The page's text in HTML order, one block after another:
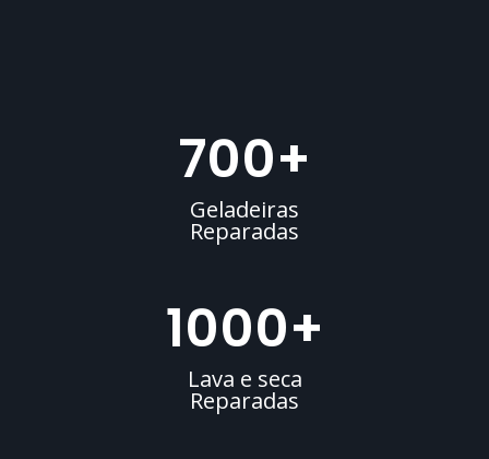
700+
Geladeiras
Reparadas
1000+
Lava e seca
Reparadas